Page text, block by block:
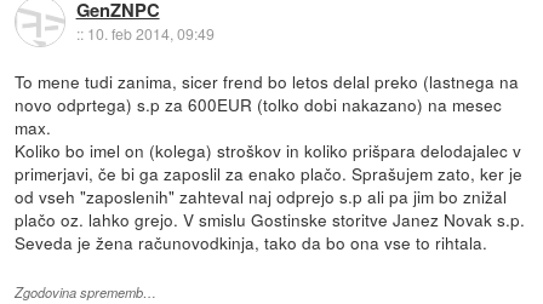
GenZNPC
:: 10. feb 2014, 09:49
To mene tudi zanima, sicer frend bo letos delal preko (lastnega na
novo odprtega) s.p za 600EUR (tolko dobi nakazano) na mesec
max.
Koliko bo imel on (kolega) stroškov in koliko prišpara delodajalec v
primerjavi, če bi ga zaposlil za enako plačo. Sprašujem zato, ker je
od vseh "zaposlenih" zahteval naj odprejo s.p ali pa jim bo znižal
plačo oz. lahko grejo. V smislu Gostinske storitve Janez Novak s.p.
Seveda je žena računovodkinja, tako da bo ona vse to rihtala.
Zgodovina sprememb…